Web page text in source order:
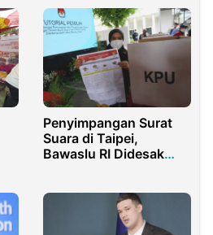
Penyimpangan Surat
Suara di Taipei,
Bawaslu RI Didesak